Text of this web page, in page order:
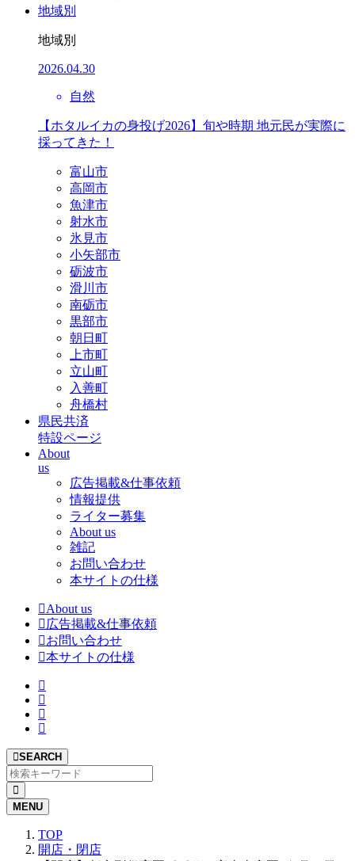
地域別
地域別
2026.04.30
自然
【ホタルイカの身投げ2026】旬や時期 地元民が実際に
採ってきた！
富山市
高岡市
魚津市
射水市
氷見市
小矢部市
砺波市
滑川市
南砺市
黒部市
朝日町
上市町
立山町
入善町
舟橋村
県民共済
特設ページ
About
us
広告掲載&仕事依頼
情報提供
ライター募集
About us
雑記
お問い合わせ
本サイトの仕様
About us
広告掲載&仕事依頼
お問い合わせ
本サイトの仕様
SEARCH
MENU
TOP
開店・閉店